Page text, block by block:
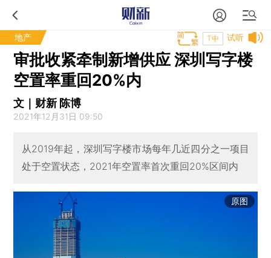
地产 试听
T中
审批收紧牵制新增供应 深圳写字楼
空置率重回20%内
文｜财新 陈博
2021年12月31日 09:50
从2019年起，深圳写字楼市场每年几近四分之一项目
处于空置状态，2021年空置率首次重回20%区间内
原图